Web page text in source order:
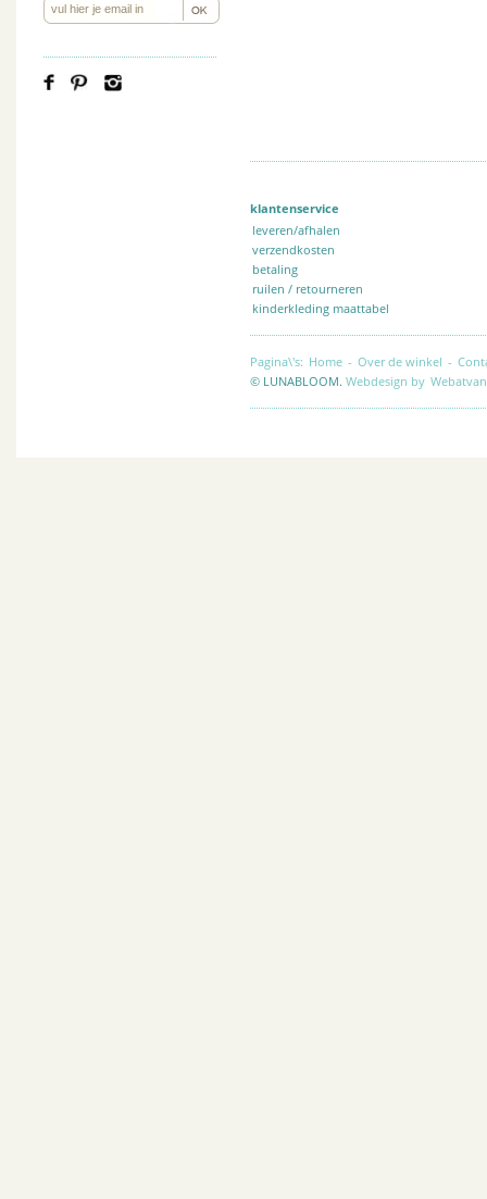
klantenservice
leveren/afhalen
verzendkosten
betaling
ruilen / retourneren
kinderkleding maattabel
Pagina\'s: Home - Over de winkel -
© LUNABLOOM. Webdesign by